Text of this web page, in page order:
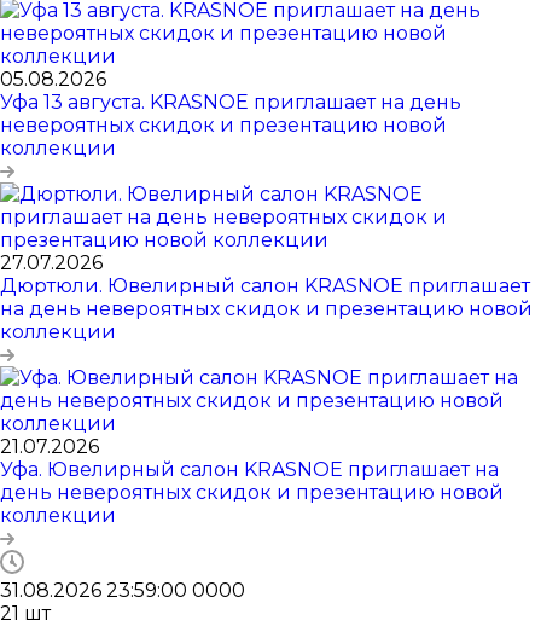
05.08.2026
Уфа 13 августа. KRASNOE приглашает на день
невероятных скидок и презентацию новой
коллекции
27.07.2026
Дюртюли. Ювелирный салон KRASNOE приглашает
на день невероятных скидок и презентацию новой
коллекции
21.07.2026
Уфа. Ювелирный салон KRASNOE приглашает на
день невероятных скидок и презентацию новой
коллекции
31.08.2026 23:59:00 0000
21 шт